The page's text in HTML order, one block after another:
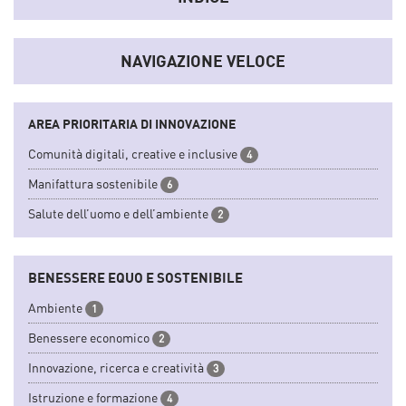
NAVIGAZIONE VELOCE
AREA PRIORITARIA DI INNOVAZIONE
Comunità digitali, creative e inclusive
4
Manifattura sostenibile 6
Salute dell’uomo e dell’ambiente 2
BENESSERE EQUO E SOSTENIBILE
Ambiente 1
Benessere economico 2
Innovazione, ricerca e creatività 3
Istruzione e formazione 4